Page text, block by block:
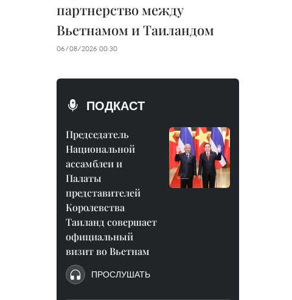
партнерство между
Вьетнамом и Таиландом
06/08/2026 00:30
ПОДКАСТ
Председатель
Национальной
ассамблеи и
Палаты
представителей
Королевства
Таиланд совершает
официальный
визит во Вьетнам
ПРОСЛУШАТЬ